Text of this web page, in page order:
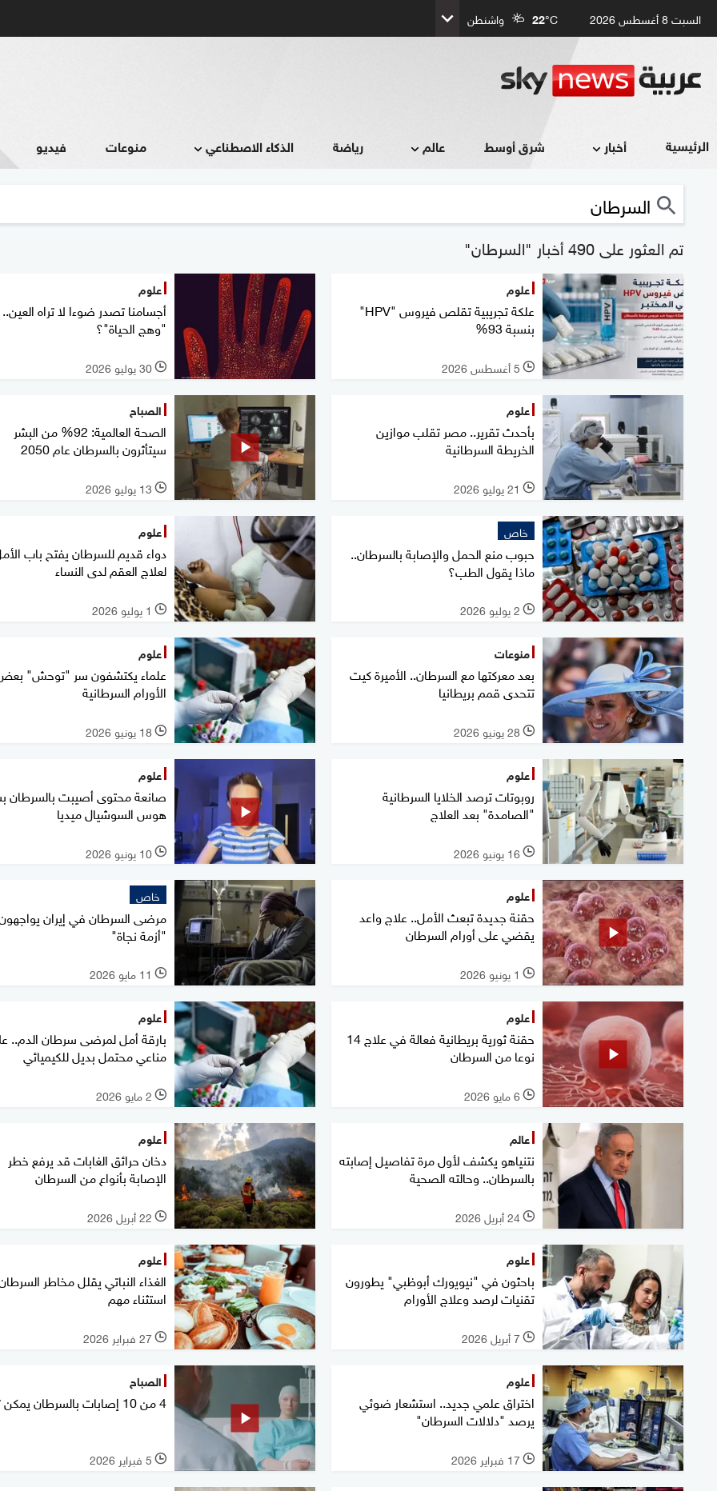
السبت 8 أغسطس 2026 22°C واشنطن
الرئيسية أخبار شرق أوسط عالم رياضة الذكاء الاصطناعي منوعات فيديو
تم العثور على 490 أخبار "السرطان"
علوم
علكة تجريبية تقلص فيروس "HPV"
بنسبة 93%
l 5 أغسطس 2026
علوم
أجسامنا تصدر ضوءا لا تراه
"وهج الحياة"؟
l 30 يوليو 2026
علوم
بأحدث تقرير.. مصر تقلب موازين
الخريطة السرطانية
l 21 يوليو 2026
الصباح
الصحة العالمية: 92% من البشر
سيتأثرون بالسرطان عام 2050
l 13 يوليو 2026
خاص
حبوب منع الحمل والإصابة بالسرطان..
ماذا يقول الطب؟
l 2 يوليو 2026
علوم
دواء قديم للسرطان يفتح باب
لعلاج العقم لدى النساء
l 1 يوليو 2026
منوعات
بعد معركتها مع السرطان.. الأميرة كيت
تتحدى قمم بريطانيا
l 28 يونيو 2026
علوم
علماء يكتشفون سر "توحش"
الأورام السرطانية
l 18 يونيو 2026
علوم
روبوتات ترصد الخلايا السرطانية
"الصامدة" بعد العلاج
l 16 يونيو 2026
علوم
صانعة محتوى أصيبت بالسرطان
هوس السوشيال ميديا
l 10 يونيو 2026
علوم
حقنة جديدة تبعث الأمل.. علاج واعد
يقضي على أورام السرطان
l 1 يونيو 2026
خاص
مرضى السرطان في إيران
"أزمة نجاة"
l 11 مايو 2026
علوم
حقنة ثورية بريطانية فعالة في علاج 14
نوعا من السرطان
l 6 مايو 2026
علوم
بارقة أمل لمرضى سرطان الدم..
مناعي محتمل بديل للكيميائي
l 2 مايو 2026
عالم
نتنياهو يكشف لأول مرة تفاصيل إصابته
بالسرطان.. وحالته الصحية
l 24 أبريل 2026
علوم
دخان حرائق الغابات قد يرفع خطر
الإصابة بأنواع من السرطان
l 22 أبريل 2026
علوم
باحثون في "نيويورك أبوظبي" يطورون
تقنيات لرصد وعلاج الأورام
l 7 أبريل 2026
علوم
الغذاء النباتي يقلل مخاطر
استثناء مهم
l 27 فبراير 2026
علوم
اختراق علمي جديد.. استشعار ضوئي
يرصد "دلالات السرطان"
l 17 فبراير 2026
الصباح
4 من 10 إصابات بالسرطان يمكن تجنبها
l 5 فبراير 2026